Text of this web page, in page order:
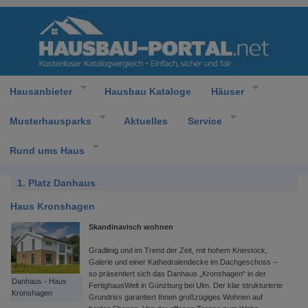
Hausanbieter Hausbau Kataloge Häuser
Musterhausparks Aktuelles Service
Rund ums Haus
1. Platz Danhaus
Haus Kronshagen
Danhaus - Haus
Kronshagen
Skandinavisch wohnen
Gradlinig und im Trend der Zeit, mit hohem Kniestock,
Galerie und einer Kathedralendecke im Dachgeschoss –
so präsentiert sich das Danhaus „Kronshagen“ in der
FertighausWelt in Günzburg bei Ulm. Der klar strukturierte
Grundriss garantiert Ihnen großzügiges Wohnen auf